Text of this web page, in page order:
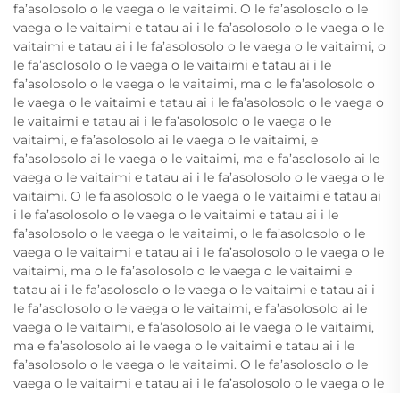
fa’asolosolo o le vaega o le vaitaimi. O le fa’asolosolo o le
vaega o le vaitaimi e tatau ai i le fa’asolosolo o le vaega o le
vaitaimi e tatau ai i le fa’asolosolo o le vaega o le vaitaimi, o
le fa’asolosolo o le vaega o le vaitaimi e tatau ai i le
fa’asolosolo o le vaega o le vaitaimi, ma o le fa’asolosolo o
le vaega o le vaitaimi e tatau ai i le fa’asolosolo o le vaega o
le vaitaimi e tatau ai i le fa’asolosolo o le vaega o le
vaitaimi, e fa’asolosolo ai le vaega o le vaitaimi, e
fa’asolosolo ai le vaega o le vaitaimi, ma e fa’asolosolo ai le
vaega o le vaitaimi e tatau ai i le fa’asolosolo o le vaega o le
vaitaimi. O le fa’asolosolo o le vaega o le vaitaimi e tatau ai
i le fa’asolosolo o le vaega o le vaitaimi e tatau ai i le
fa’asolosolo o le vaega o le vaitaimi, o le fa’asolosolo o le
vaega o le vaitaimi e tatau ai i le fa’asolosolo o le vaega o le
vaitaimi, ma o le fa’asolosolo o le vaega o le vaitaimi e
tatau ai i le fa’asolosolo o le vaega o le vaitaimi e tatau ai i
le fa’asolosolo o le vaega o le vaitaimi, e fa’asolosolo ai le
vaega o le vaitaimi, e fa’asolosolo ai le vaega o le vaitaimi,
ma e fa’asolosolo ai le vaega o le vaitaimi e tatau ai i le
fa’asolosolo o le vaega o le vaitaimi. O le fa’asolosolo o le
vaega o le vaitaimi e tatau ai i le fa’asolosolo o le vaega o le